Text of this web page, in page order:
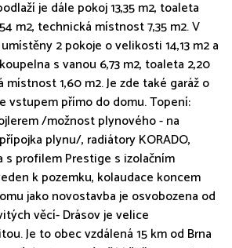
je dále pokoj 13,35 m2, toaleta
m2, technická místnost 7,35 m2. V
2 pokoje o velikosti 14,13 m2 a
s vanou 6,73 m2, toaleta 2,20
1,60 m2. Je zde také garáž o
vstupem přímo do domu. Topení:
/možnost plynového - na
plynu/, radiátory KORADO,
s profilem Prestige s izolačním
k pozemku, kolaudace koncem
jako novostavba je osvobozena od
věcí- Drásov je velice
Je to obec vzdálená 15 km od Brna